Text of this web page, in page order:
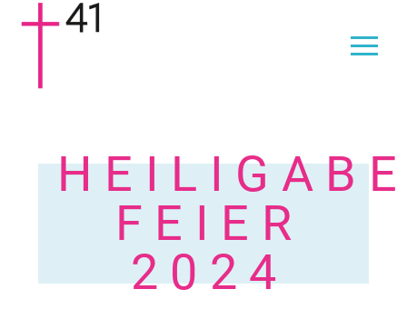
FEIER
2024